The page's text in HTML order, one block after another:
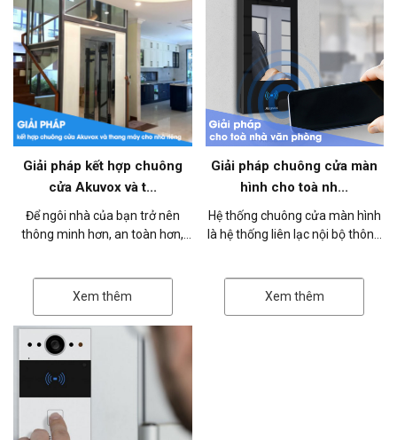
Giải pháp kết hợp chuông
cửa Akuvox và t...
Để ngôi nhà của bạn trở nên
thông minh hơn, an toàn hơn,
cửa...
Xem thêm
Giải pháp chuông cửa màn
hình cho toà nh...
Hệ thống chuông cửa màn hình
là hệ thống liên lạc nội bộ thông
Xem thêm